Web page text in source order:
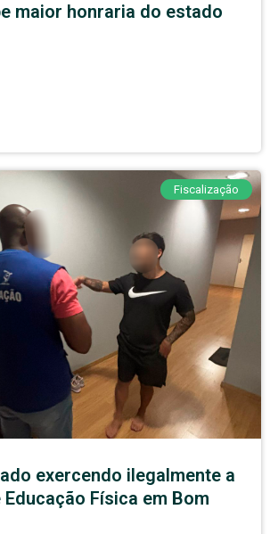
maior honraria do estado
Fiscalização
exercendo ilegalmente a
Física em Bom